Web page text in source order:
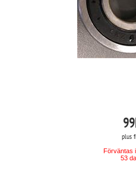
99
plus
Förväntas
53